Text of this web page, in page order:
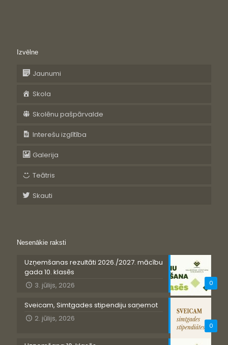
Izvēlne
Jaunumi
Skola
Skolēnu pašpārvalde
Interešu izglītība
Galerija
Teātris
Skauti
Nesenākie raksti
0
Uzņemšanas rezultāti 2026./2027. mācību
gada 10. klasēs
3. jūlijs, 2026
0
Sveicam, Simtgades stipendiju saņemot
2. jūlijs, 2026